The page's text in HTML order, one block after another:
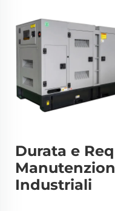
Durata e
Industriali